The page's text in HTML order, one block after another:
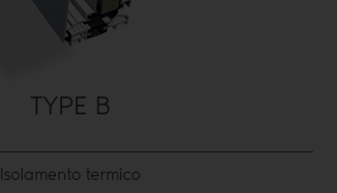
TYPE B
Isolamento termico